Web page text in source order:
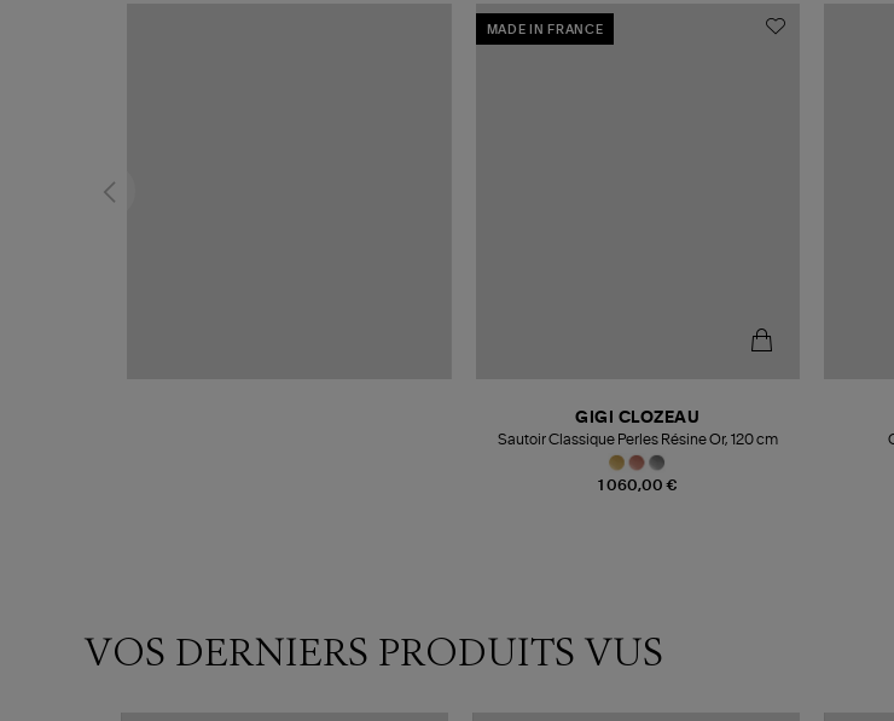
MADE IN FRANCE
1 060,00 €
GIGI CLOZEAU
Sautoir Classique Perles Résine Or, 120 cm
VOS DERNIERS PRODUITS VUS